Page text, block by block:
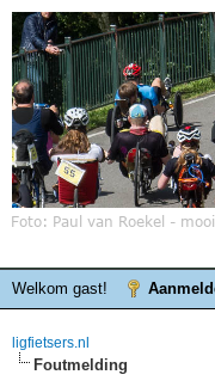
Welkom gast!
ligfietsers.nl
Foutmelding